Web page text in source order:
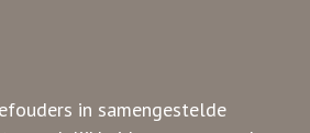
in samengestelde